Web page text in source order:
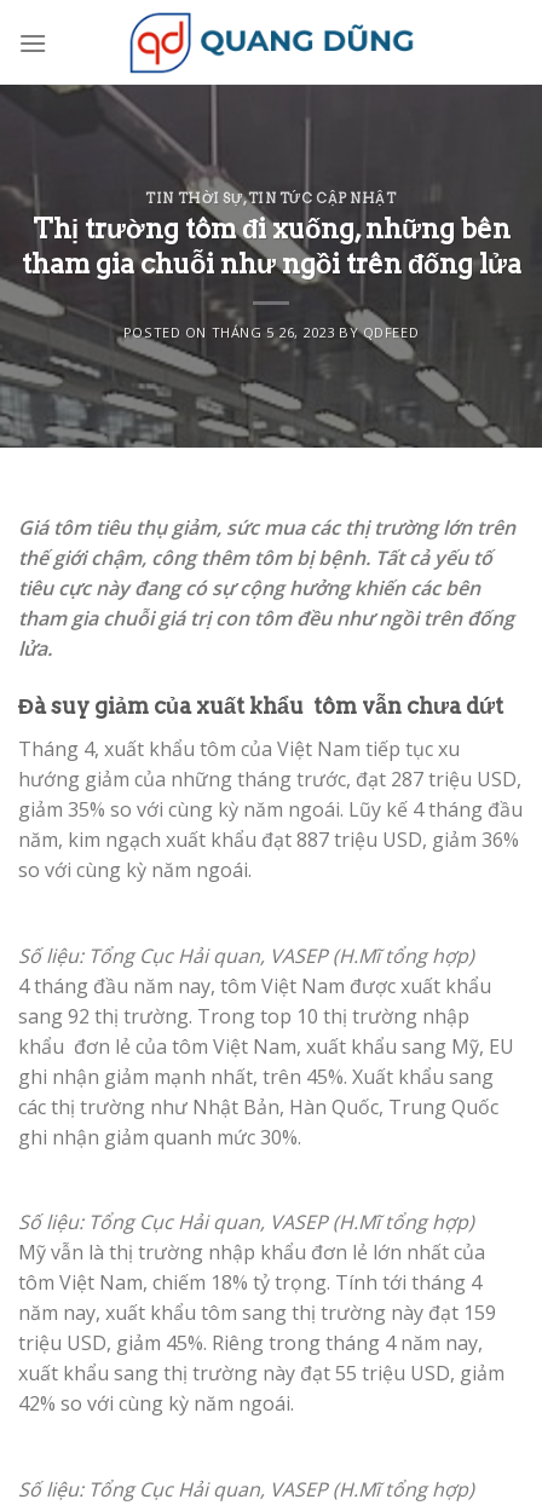
TIN THỜI SỰ,TIN TỨC CẬP NHẬT
Thị trường tôm đi xuống, những bên
tham gia chuỗi như ngồi trên đống lửa
POSTED ON THÁNG 5 26, 2023 BYQDFEED
Giá tôm tiêu thụ giảm, sức mua các thị trường lớn trên
thế giới chậm, công thêm tôm bị bệnh. Tất cả yếu tố
tiêu cực này đang có sự cộng hưởng khiến các bên
tham gia chuỗi giá trị con tôm đều như ngồi trên đống
lửa.
Đà suy giảm của xuất khẩu tôm vẫn chưa dứt
Tháng 4, xuất khẩu tôm của Việt Nam tiếp tục xu
hướng giảm của những tháng trước, đạt 287 triệu USD,
giảm 35% so với cùng kỳ năm ngoái. Lũy kế 4 tháng đầu
năm, kim ngạch xuất khẩu đạt 887 triệu USD, giảm 36%
so với cùng kỳ năm ngoái.
Số liệu: Tổng Cục Hải quan, VASEP (H.Mĩ tổng hợp)
4 tháng đầu năm nay, tôm Việt Nam được xuất khẩu
sang 92 thị trường. Trong top 10 thị trường nhập
khẩu đơn lẻ của tôm Việt Nam, xuất khẩu sang Mỹ, EU
ghi nhận giảm mạnh nhất, trên 45%. Xuất khẩu sang
các thị trường như Nhật Bản, Hàn Quốc, Trung Quốc
ghi nhận giảm quanh mức 30%.
Số liệu: Tổng Cục Hải quan, VASEP (H.Mĩ tổng hợp)
Mỹ vẫn là thị trường nhập khẩu đơn lẻ lớn nhất của
tôm Việt Nam, chiếm 18% tỷ trọng. Tính tới tháng 4
năm nay, xuất khẩu tôm sang thị trường này đạt 159
triệu USD, giảm 45%. Riêng trong tháng 4 năm nay,
xuất khẩu sang thị trường này đạt 55 triệu USD, giảm
42% so với cùng kỳ năm ngoái.
Số liệu: Tổng Cục Hải quan, VASEP (H.Mĩ tổng hợp)